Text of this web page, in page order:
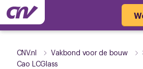
CNV.nl Vakbond voor de bouw
Cao LCGlass